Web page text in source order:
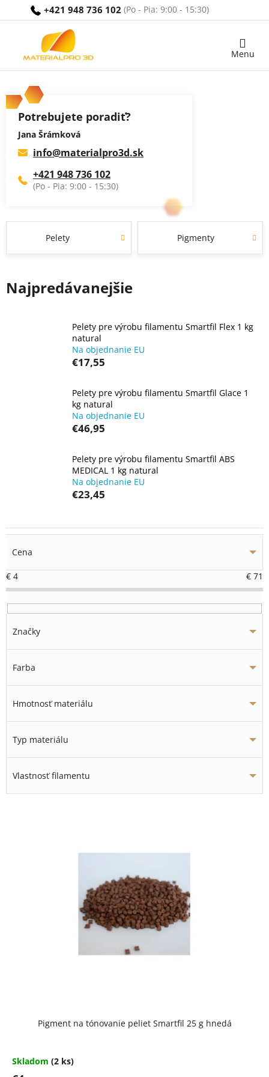
+421 948 736 102
Nákupný
Potrebujete poradiť?
Jana Šrámková
info@materialpro3d.sk
+421 948 736 102
Pelety Pigmenty
Najpredávanejšie
Pelety pre výrobu filamentu Smartfil Flex 1 kg
natural
Na objednanie EU
€17,55
Pelety pre výrobu filamentu Smartfil Glace 1
kg natural
Na objednanie EU
€46,95
Pelety pre výrobu filamentu Smartfil ABS
MEDICAL 1 kg natural
Na objednanie EU
€23,45
Cena
€ 4 € 71
Značky
Farba
Hmotnosť materiálu
Typ materiálu
Vlastnosť filamentu
Pigment na tónovanie peliet Smartfil 25 g hnedá
Skladom (2 ks)